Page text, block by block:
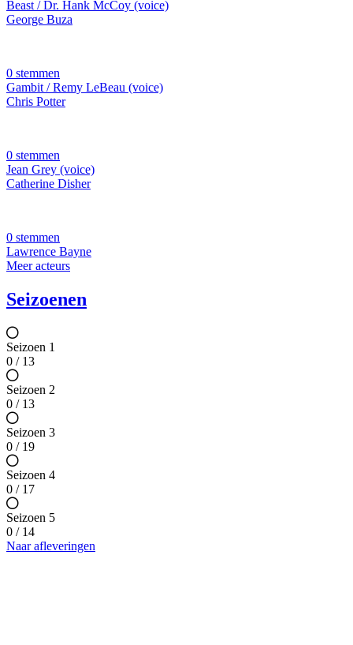
Beast / Dr. Hank McCoy (voice)
George Buza
0 stemmen
Gambit / Remy LeBeau (voice)
Chris Potter
0 stemmen
Jean Grey (voice)
Catherine Disher
0 stemmen
Lawrence Bayne
Meer acteurs
Seizoenen
Seizoen 1
0 / 13
Seizoen 2
0 / 13
Seizoen 3
0 / 19
Seizoen 4
0 / 17
Seizoen 5
0 / 14
Naar afleveringen